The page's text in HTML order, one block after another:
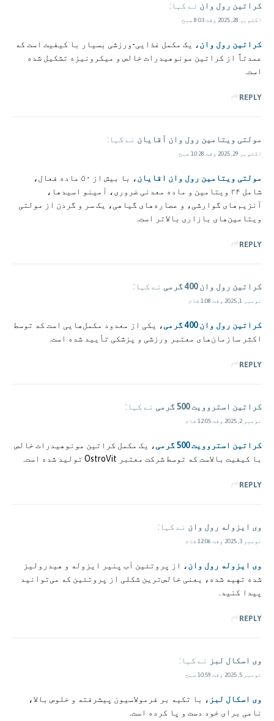
کراتین رول وان نے کہا:
اکتوبر 28, 2025 وقت 8:03 صبح
کراتین رول وان، یک مکمل غذایی-ورزشی بسیار با کیفیت است که
عمدتاً از کراتین مونوهیدرات خالص و میکرونیزه تشکیل شده
است.
REPLY
مولتی ویتامین رول وان آقایان نے کہا:
اکتوبر 29, 2025 وقت 10:28 صبح
مولتی ویتامین رول وان اقایان
، با بیش از ۵۰ ماده فعال،
شامل ۲۴ ویتامین و ماده معدنی ضروری، آمینو اسیدها،
آنزیم‌های گوارشی، و عصاره‌های گیاهی، یک سر و گردن از مولتی
ویتامین‌های بازاری بالاتر است.
REPLY
کراتین رول وان 400 گرمی نے کہا:
نومبر 1, 2025 وقت 1:08 شام
کراتین رول وان 400 گرمی
، یکی از معدود مکمل‌هایی است که توسط
اکثر سازمان‌های معتبر ورزشی و پزشکی تأیید شده است.
REPLY
کراتین استروویت 500 گرمی نے کہا:
نومبر 2, 2025 وقت 12:05 شام
کراتین استروویت 500 گرمی
، یک مکمل کراتین مونوهیدرات خالص
با کیفیت بالاست که توسط شرکت معتبر OstroVit تولید شده است.
REPLY
وی ایزوله رول وان نے کہا:
نومبر 3, 2025 وقت 12:06 شام
وی ایزوله رول وان، از پروتئین آب پنیر ایزوله و هیدرولیز
شده تهیه شده، یعنی خالص‌ترین شکلی از پروتئین که می‌توانید
پیدا کنید.
REPLY
وی اسکال لبز نے کہا:
نومبر 5, 2025 وقت 10:59 صبح
وی اسکال لبز ، با تکیه بر فرمولاسیون پیشرفته و خلوص بالا،
نامی برای خود دست و پا کرده است.